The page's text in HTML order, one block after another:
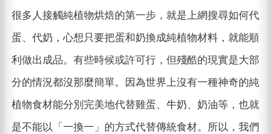
很多人接觸純植物烘焙的第一步，就是上網搜尋如何代
蛋、代奶，心想只要把蛋和奶換成純植物材料，就能順
利做出成品。有些時候或許可行，但殘酷的現實是大部
分的情況都沒那麼簡單。因為世界上沒有一種神奇的純
植物食材能分別完美地代替雞蛋、牛奶、奶油等，也就
是不能以「一換一」的方式代替傳統食材。所以，我們